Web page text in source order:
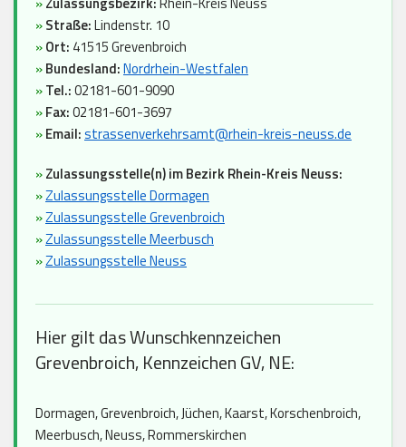
»Straße:Lindenstr. 10
»Ort: 41515 Grevenbroich
»Bundesland:Nordrhein-Westfalen
»Tel.:02181-601-9090
»Fax:02181-601-3697
»Email:strassenverkehrsamt@rhein-kreis-neuss.de
»Zulassungsstelle(n) im Bezirk Rhein-Kreis Neuss:
»Zulassungsstelle Dormagen
»Zulassungsstelle Grevenbroich
»Zulassungsstelle Meerbusch
»Zulassungsstelle Neuss
Hier gilt das Wunschkennzeichen
Grevenbroich, Kennzeichen GV, NE:
Dormagen, Grevenbroich, Jüchen, Kaarst, Korschenbroich,
Meerbusch, Neuss, Rommerskirchen